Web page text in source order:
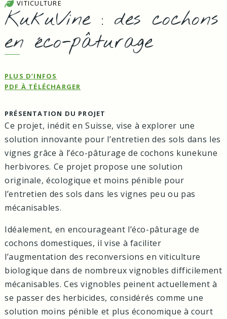
VITICULTURE
KukuVine : des cochons
en éco-pâturage
PLUS D’INFOS
PDF À TÉLÉCHARGER
PRÉSENTATION DU PROJET
Ce projet, inédit en Suisse, vise à explorer une
solution innovante pour l’entretien des sols dans les
vignes grâce à l’éco-pâturage de cochons kunekune
herbivores. Ce projet propose une solution
originale, écologique et moins pénible pour
l’entretien des sols dans les vignes peu ou pas
mécanisables.
Idéalement, en encourageant l’éco-pâturage de
cochons domestiques, il vise à faciliter
l’augmentation des reconversions en viticulture
biologique dans de nombreux vignobles difficilement
mécanisables. Ces vignobles peinent actuellement à
se passer des herbicides, considérés comme une
solution moins pénible et plus économique à court